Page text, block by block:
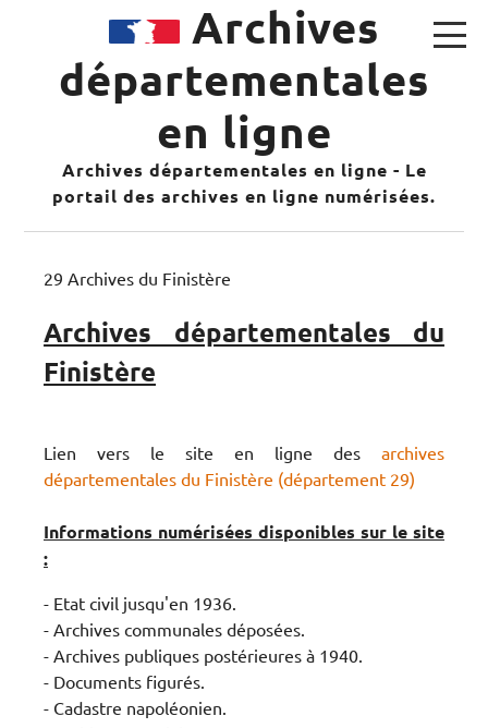
Archives
départementales
en ligne
Archives départementales en ligne - Le
portail des archives en ligne numérisées.
29 Archives du Finistère
Archives départementales du
Finistère
Lien vers le site en ligne des archives
départementales du Finistère (département 29)
Informations numérisées disponibles sur le site
:
- Etat civil jusqu'en 1936.
- Archives communales déposées.
- Archives publiques postérieures à 1940.
- Documents figurés.
- Cadastre napoléonien.